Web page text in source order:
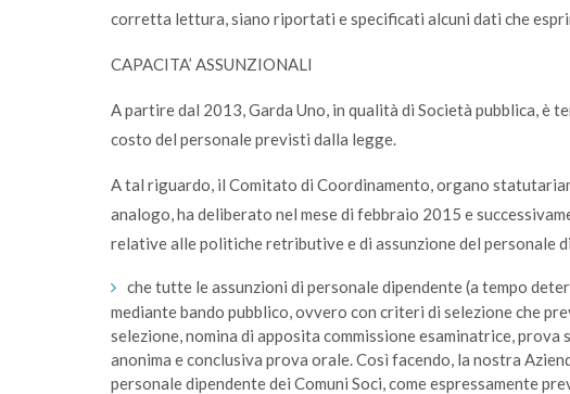
corretta lettura, siano riportati e specificati alcuni dati che
CAPACITA’ ASSUNZIONALI
A partire dal 2013, Garda Uno, in qualità di Società pubblica, è
costo del personale previsti dalla legge.
A tal riguardo, il Comitato di Coordinamento, organo
analogo, ha deliberato nel mese di febbraio 2015 e
relative alle politiche retributive e di assunzione del personale
che tutte le assunzioni di personale dipendente (a tempo
mediante bando pubblico, ovvero con criteri di selezione che
selezione, nomina di apposita commissione esaminatrice,
anonima e conclusiva prova orale. Così facendo, la nostra
personale dipendente dei Comuni Soci, come espressamente